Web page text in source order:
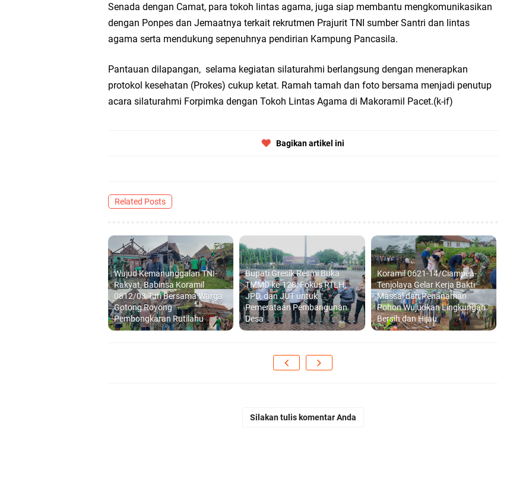
Senada dengan Camat, para tokoh lintas agama, juga siap membantu mengkomunikasikan
dengan Ponpes dan Jemaatnya terkait rekrutmen Prajurit TNI sumber Santri dan lintas
agama serta mendukung sepenuhnya pendirian Kampung Pancasila.
Pantauan dilapangan, selama kegiatan silaturahmi berlangsung dengan menerapkan
protokol kesehatan (Prokes) cukup ketat. Ramah tamah dan foto bersama menjadi penutup
acara silaturahmi Forpimka dengan Tokoh Lintas Agama di Makoramil Pacet.(k-if)
Bagikan artikel ini
Related Posts
Wujud Kemanunggalan TNI-
Rakyat, Babinsa Koramil
0812/03 Turi Bersama Warga
Gotong Royong
Pembongkaran Rutilahu
Bupati Gresik Resmi Buka
TMMD ke-128: Fokus RTLH,
JPD, dan JUT untuk
Pemerataan Pembangunan
Desa
Koramil 0621-14/Ciampea-
Tenjolaya Gelar Kerja Bakti
Massal dan Penanaman
Pohon Wujudkan Lingkungan
Bersih dan Hijau
Silakan tulis komentar Anda